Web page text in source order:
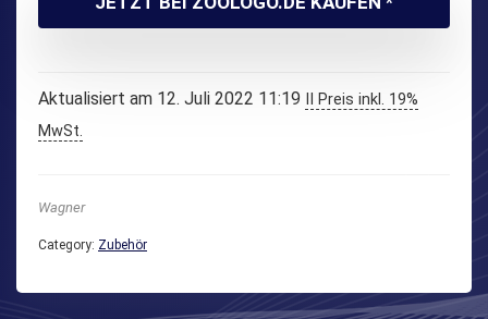
Aktualisiert am 12. Juli 2022 11:19
II Preis inkl. 19%
MwSt.
Wagner
Category: Zubehör